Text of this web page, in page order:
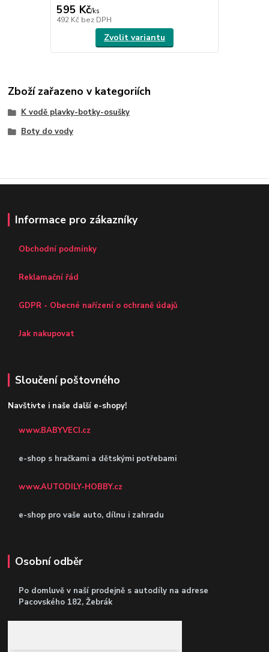
595 Kč/ks
492 Kč bez DPH
Zvolit variantu
Zboží zařazeno v kategoriích
K vodě plavky-botky-osušky
Boty do vody
Informace pro zákazníky
Obchodní podmínky
Reklamační řád
GDPR - Obecné nařízení o ochraně údajů
Jak nakupovat
Sloučení poštovného
Navštivte i naše další e-shopy!
www.BABYVECI.cz
e-shop s hračkami a dětskými potřebami
www.AUTODILY-HOBBY.cz
e-shop pro vaše auto, dílnu i zahradu
Osobní odběr
Po domluvě v naší prodejně s autodíly na adrese
Pacovského 182, Žebrák